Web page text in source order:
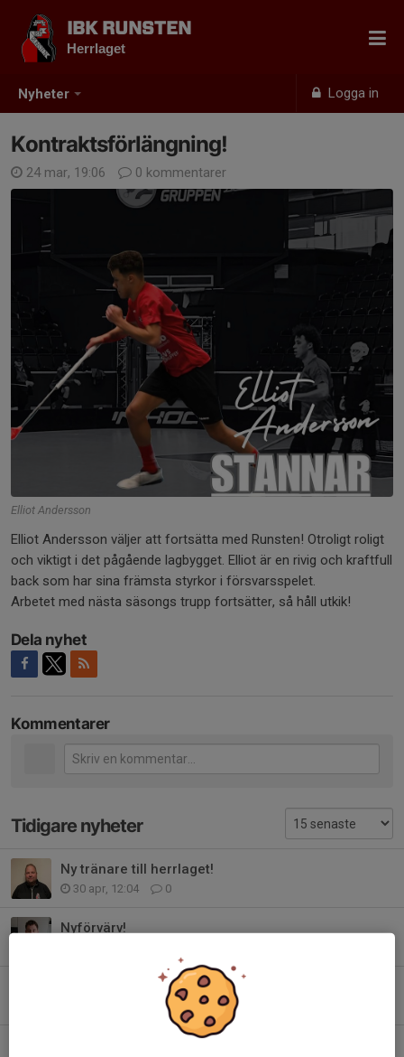
Nyheter Logga in
IBK RUNSTEN
Herrlaget
Kontraktsförlängning!
24 mar, 19:06 0 kommentarer
Elliot Andersson
Elliot Andersson väljer att fortsätta med Runsten! Otroligt roligt
och viktigt i det pågående lagbygget. Elliot är en rivig och kraftfull
back som har sina främsta styrkor i försvarsspelet.
Arbetet med nästa säsongs trupp fortsätter, så håll utkik!
Dela nyhet
Kommentarer
Tidigare nyheter
Ny tränare till herrlaget!
30 apr, 12:04 0
Nyförvärv!
Kasper Wistbacka uppflyttad!
0